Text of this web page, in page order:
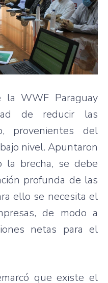
la WWF Paraguay
de reducir las
provenientes del
nivel. Apuntaron
la brecha, se debe
profunda de las
ello se necesita el
de modo a
netas para el
que existe el